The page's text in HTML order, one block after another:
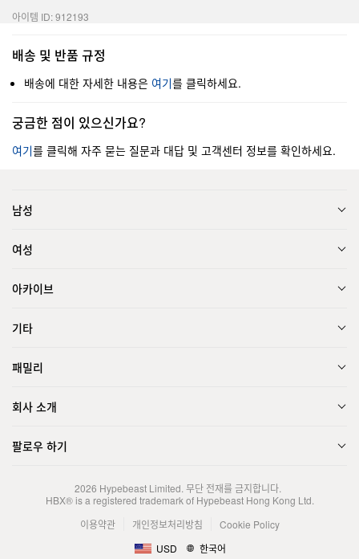
아이템 ID: 912193
배송 및 반품 규정
배송에 대한 자세한 내용은 여기를 클릭하세요.
궁금한 점이 있으신가요?
여기를 클릭해 자주 묻는 질문과 대답 및 고객센터 정보를 확인하세요.
남성
여성
아카이브
기타
패밀리
회사 소개
팔로우 하기
2026 Hypebeast Limited. 무단 전재를 금지합니다.
HBX® is a registered trademark of Hypebeast Hong Kong Ltd.
이용약관
개인정보처리방침
Cookie Policy
USD
한국어